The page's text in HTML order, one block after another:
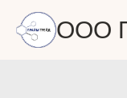
ООО